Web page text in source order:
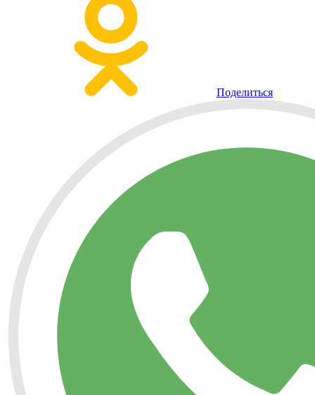
Поделиться